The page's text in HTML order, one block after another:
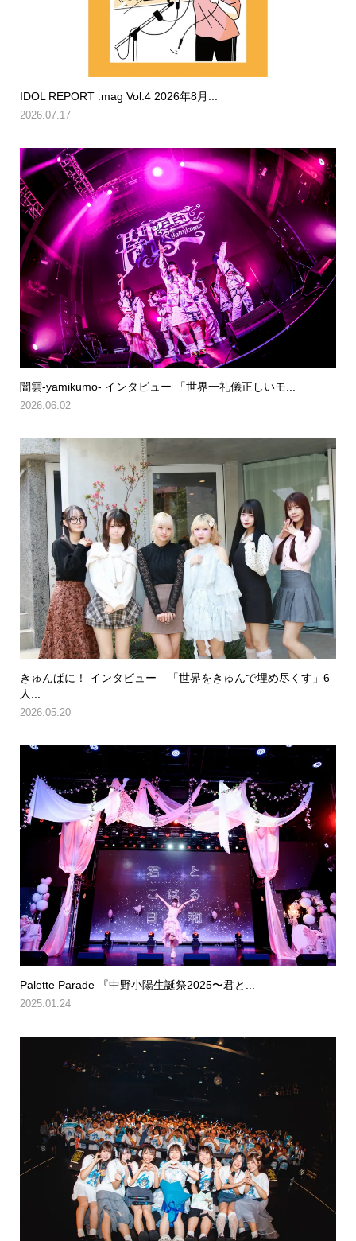
IDOL REPORT .mag Vol.4 2026年8月...
2026.07.17
闇雲-yamikumo- インタビュー 「世界一礼儀正しいモ...
2026.06.02
きゅんぱに！ インタビュー 「世界をきゅんで埋め尽くす」6
人...
2026.05.20
Palette Parade 『中野小陽生誕祭2025〜君と...
2025.01.24